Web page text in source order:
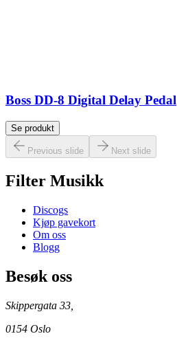
Boss DD-8 Digital Delay Pedal
Se produkt
Previous slide Next slide
Filter Musikk
Discogs
Kjøp gavekort
Om oss
Blogg
Besøk oss
Skippergata 33,
0154 Oslo